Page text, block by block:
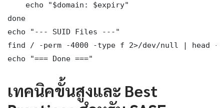
    echo "$domain: $expiry"
done
echo "--- SUID Files ---"
find / -perm -4000 -type f 2>/dev/null | head -
echo "=== Done ==="
เทคนิคขั้นสูงและ Best